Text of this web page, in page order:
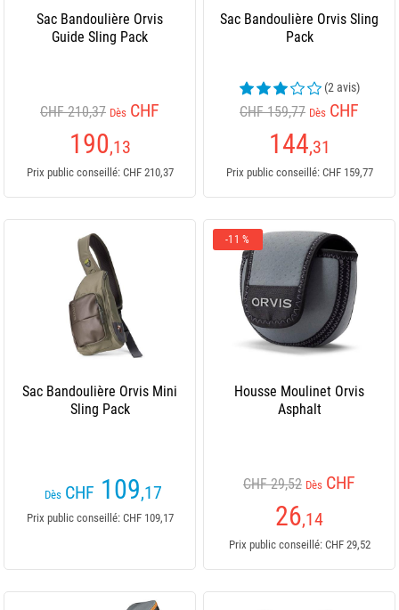
Sac Bandoulière Orvis
Guide Sling Pack
CHF 210,37 Dès CHF
190,13
Prix public conseillé: CHF 210,37
Sac Bandoulière Orvis Sling
Pack
(2 avis)
CHF 159,77 Dès CHF
144,31
Prix public conseillé: CHF 159,77
Sac Bandoulière Orvis Mini
Sling Pack
Dès CHF 109,17
Prix public conseillé: CHF 109,17
-11 %
Housse Moulinet Orvis
Asphalt
CHF 29,52 Dès CHF
26,14
Prix public conseillé: CHF 29,52